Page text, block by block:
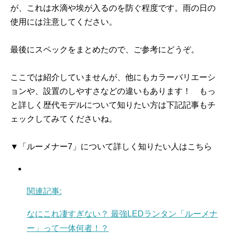
が、これは水滴や埃が入るのを防ぐ程度です。雨の日の
使用には注意してください。
最後にスペックをまとめたので、ご参考にどうぞ。
ここでは紹介していませんが、他にもカラーバリエーシ
ョンや、設置のしやすさなどの違いもあります！ もっ
と詳しく歴代モデルについて知りたい方は下記記事もチ
ェックしてみてくださいね。
▼「ルーメナー7」について詳しく知りたい人はこちら
関連記事:
なにこれ凄すぎない？ 最強LEDランタン「ルーメナ
ー」って一体何者！？